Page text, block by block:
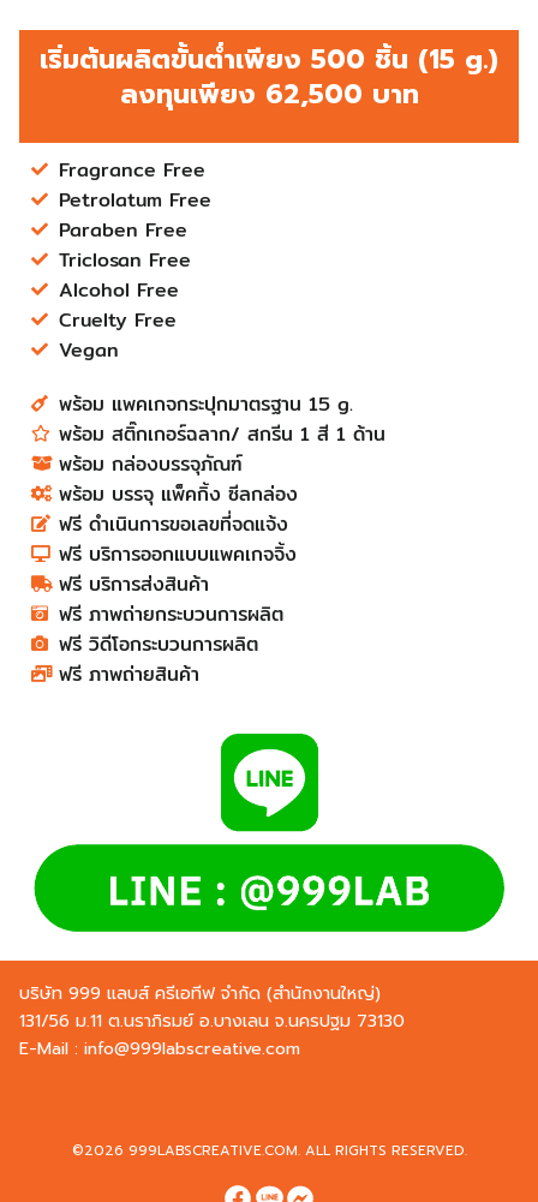
เริ่มต้นผลิตขั้นต่ำเพียง 500 ชิ้น (15 g.)
ลงทุนเพียง 62,500 บาท
Fragrance Free
Petrolatum Free
Paraben Free
Triclosan Free
Alcohol Free
Cruelty Free
Vegan
พร้อม แพคเกจกระปุกมาตรฐาน 15 g.​
พร้อม สติ๊กเกอร์ฉลาก​/ สกรีน 1 สี 1 ด้าน
พร้อม กล่องบรรจุภัณฑ์​​​​​​​​​​​​​​
พร้อม บรรจุ แพ็คกิ้ง ซีลกล่อง​​​​​
ฟรี ดำเนินการขอเลขที่จดแจ้ง​​​​​​​​​​​​​​
ฟรี บริการออกแบบแพคเกจจิ้ง​​​​​​​​​​​​​​
ฟรี บริการส่งสินค้า​​​​​​​​​​​​​​
ฟรี ภาพถ่ายกระบวนการผลิต​​​​
ฟรี วิดีโอกระบวนการผลิต​​​​​​​​​​​​​​
ฟรี ภาพถ่ายสินค้า​​​​​​​​​​​​​​
บริษัท 999 แลบส์ ครีเอทีฟ จำกัด (สำนักงานใหญ่)
131/56 ม.11 ต.นราภิรมย์ อ.บางเลน จ.นครปฐม 73130
E-Mail : info@999labscreative.com
©2026 999LABSCREATIVE.COM. ALL RIGHTS RESERVED.